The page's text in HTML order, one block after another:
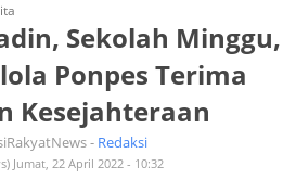
Sekolah Minggu,
Ponpes Terima
Kesejahteraan
- Redaksi
Jumat, 22 April 2022 - 10:32